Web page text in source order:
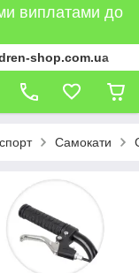
виплатами до
shop.com.ua
Самокати